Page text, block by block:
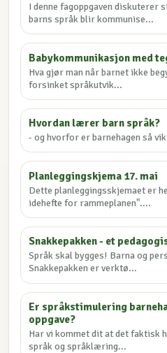
I denne fagoppgaven diskuterer
barns språk blir kommunise...
Babykommunikasjon med
Hva gjør man når barnet ikke
forsinket språkutvik...
Hvordan lærer barn språk?
- og hvorfor er barnehagen så
Planleggingskjema 17. mai
Dette planleggingsskjemaet er
idehefte for rammeplanen"....
Snakkepakken - et
Språk skal bygges! Barna og
Snakkepakken er verktø...
Er språkstimulering
oppgave?
Har vi kommet dit at det faktisk
språk og språklæring...